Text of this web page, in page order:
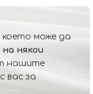
което може да
някои
нашите
вас за